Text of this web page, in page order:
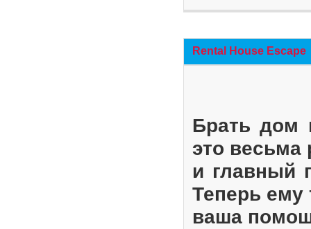
Rental House Escape
Брать дом
это весьма
и главный
Теперь ему
ваша